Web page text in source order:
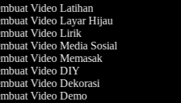
Video Latihan
Video Layar Hijau
Video Lirik
Video Media Sosial
Video Memasak
Video DIY
Video Dekorasi
Video Demo